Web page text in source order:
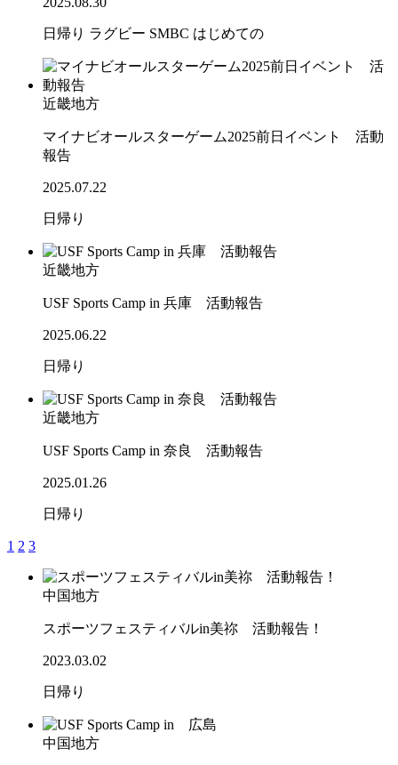
日帰り ラグビー SMBC はじめての
近畿地方
マイナビオールスターゲーム2025前日イベント 活動
報告
2025.07.22
日帰り
近畿地方
USF Sports Camp in 兵庫 活動報告
2025.06.22
日帰り
近畿地方
USF Sports Camp in 奈良 活動報告
2025.01.26
日帰り
1 2 3
中国地方
スポーツフェスティバルin美祢 活動報告！
2023.03.02
日帰り
中国地方